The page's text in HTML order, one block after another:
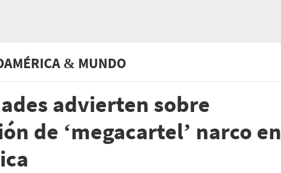
& MUNDO
advierten sobre
de ‘megacartel’ narco en